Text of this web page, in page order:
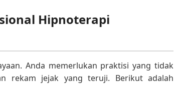
Hipnoterapi
Anda memerlukan praktisi yang tidak
rekam jejak yang teruji. Berikut adalah